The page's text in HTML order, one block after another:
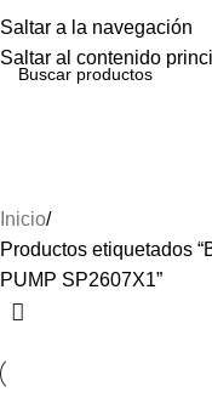
Saltar a la navegación
Saltar al contenido
Menú
Inicio
Productos etiquetados
PUMP SP2607X1”